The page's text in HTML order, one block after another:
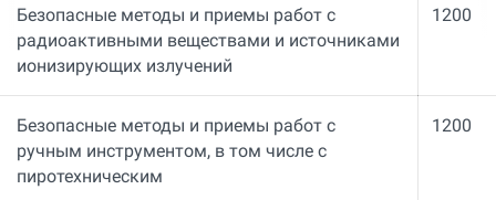
Безопасные методы и приемы работ с
радиоактивными веществами и источниками
ионизирующих излучений
1200
Безопасные методы и приемы работ с
ручным инструментом, в том числе с
пиротехническим
1200